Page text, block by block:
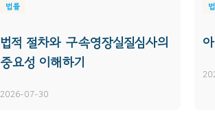
법률
법적 절차와 구속영장실질심사의
중요성 이해하기
2026-07-30